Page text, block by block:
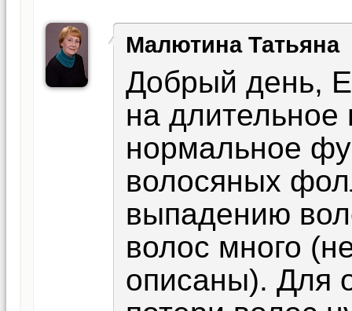
Малютина Татьяна
Добрый день,
на
нормальное
волосяных
выпадению
волос много
описаны). Для